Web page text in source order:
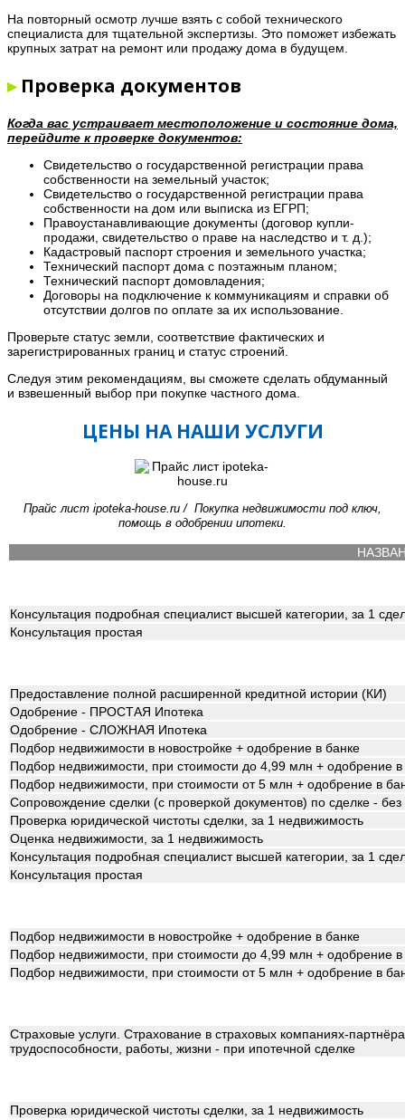
На повторный осмотр лучше взять с собой технического
специалиста для тщательной экспертизы. Это поможет избежать
крупных затрат на ремонт или продажу дома в будущем.
▸ Проверка документов
Когда вас устраивает местоположение и состояние дома,
перейдите к проверке документов:
Свидетельство о государственной регистрации права
собственности на земельный участок;
Свидетельство о государственной регистрации права
собственности на дом или выписка из ЕГРП;
Правоустанавливающие документы (договор купли-
продажи, свидетельство о праве на наследство и т. д.);
Кадастровый паспорт строения и земельного участка;
Технический паспорт дома с поэтажным планом;
Технический паспорт домовладения;
Договоры на подключение к коммуникациям и справки об
отсутствии долгов по оплате за их использование.
Проверьте статус земли, соответствие фактических и
зарегистрированных границ и статус строений.
Следуя этим рекомендациям, вы сможете сделать обдуманный
и взвешенный выбор при покупке частного дома.
ЦЕНЫ НА НАШИ УСЛУГИ
Прайс лист ipoteka-house.ru / Покупка недвижимости под ключ,
помощь в одобрении ипотеки.
Консультация подробная специалист высшей категории, за 1
Консультация простая
Предоставление полной расширенной кредитной истории (КИ)
Одобрение - ПРОСТАЯ Ипотека
Одобрение - СЛОЖНАЯ Ипотека
Подбор недвижимости в новостройке + одобрение в банке
Подбор недвижимости, при стоимости до 4,99 млн + одобрение в
Подбор недвижимости, при стоимости от 5 млн + одобрение в
Сопровождение сделки (с проверкой документов) по сделке -
Проверка юридической чистоты сделки, за 1 недвижимость
Оценка недвижимости, за 1 недвижимость
Консультация подробная специалист высшей категории, за 1
Консультация простая
Подбор недвижимости в новостройке + одобрение в банке
Подбор недвижимости, при стоимости до 4,99 млн + одобрение в
Подбор недвижимости, при стоимости от 5 млн + одобрение в
Страховые услуги. Страхование в страховых компаниях-
трудоспособности, работы, жизни - при ипотечной сделке
Проверка юридической чистоты сделки, за 1 недвижимость